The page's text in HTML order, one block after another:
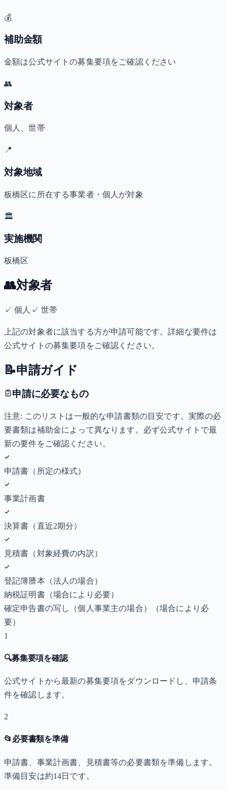
💰
補助金額
金額は公式サイトの募集要項をご確認ください
👥
対象者
個人、世帯
📍
対象地域
板橋区に所在する事業者・個人が対象
🏛️
実施機関
板橋区
👥対象者
✓個人 ✓ 世帯
上記の対象者に該当する方が申請可能です。詳細な要件は
公式サイトの募集要項をご確認ください。
📝申請ガイド
申請に必要なもの
注意: このリストは一般的な申請書類の目安です。実際の必
要書類は補助金によって異なります。必ず公式サイトで最
新の要件をご確認ください。
申請書（所定の様式）
事業計画書
決算書（直近2期分）
見積書（対象経費の内訳）
登記簿謄本（法人の場合）
納税証明書（場合により必要）
確定申告書の写し（個人事業主の場合）
（場合により必
要）
1
🔍募集要項を確認
公式サイトから最新の募集要項をダウンロードし、申請条
件を確認します。
2
📂 必要書類を準備
申請書、事業計画書、見積書等の必要書類を準備します。
準備目安は約14日です。